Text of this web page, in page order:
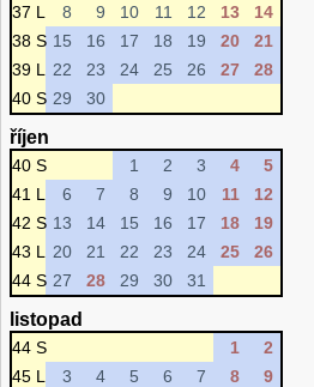
37 L
8 9 10 11 12 13
14
38 S 15 16 17 18 19 20
21
39 L
22 23 24 25 26 27
28
40 S 29 30
říjen
40 S 1 2 3 4
5
41 L
6 7 8 9 10 11
12
42 S 13 14 15 16 17 18
19
43 L
20 21 22 23 24 25
26
44 S 27 28 29 30 31
listopad
44 S 1
2
45 L
3 4 5 6 7 8
9